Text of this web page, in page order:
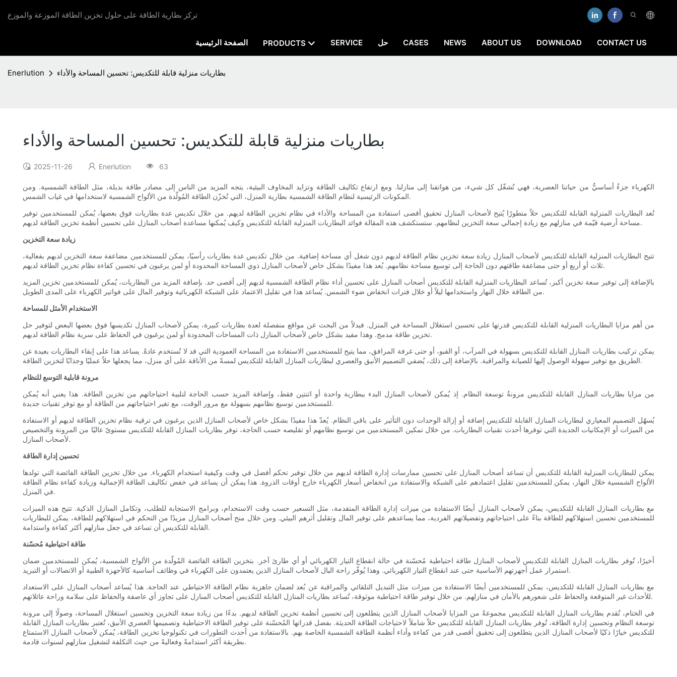
تركز بطارية الطاقة على حلول تخزين الطاقة الموزعة والموزع
الصفحة الرئيسية PRODUCTS SERVICE حل CASES NEWS ABOUT US DOWNLOAD CONTACT US
Enerlution بطاريات منزلية قابلة للتكديس: تحسين المساحة والأداء
بطاريات منزلية قابلة للتكديس: تحسين المساحة والأداء
2025-11-26 Enerlution 63
الكهرباء جزءٌ أساسيٌّ من حياتنا العصرية، فهي تُشغّل كل شيء، من هواتفنا إلى منازلنا. ومع ارتفاع تكاليف الطاقة وتزايد المخاوف البيئية، يتجه المزيد من الناس إلى مصادر طاقة بديلة، مثل الطاقة الشمسية. ومن
المكونات الرئيسية لنظام الطاقة الشمسية بطارية المنزل، التي تُخزّن الطاقة المُولّدة من الألواح الشمسية لاستخدامها في غياب الشمس.
تُعد البطاريات المنزلية القابلة للتكديس حلاً متطورًا يُتيح لأصحاب المنازل تحقيق أقصى استفادة من المساحة والأداء في نظام تخزين الطاقة لديهم. من خلال تكديس عدة بطاريات فوق بعضها، يُمكن للمستخدمين توفير
مساحة أرضية قيّمة في منازلهم مع زيادة إجمالي سعة التخزين لنظامهم. ستستكشف هذه المقالة فوائد البطاريات المنزلية القابلة للتكديس وكيف يُمكنها مساعدة أصحاب المنازل على تحسين أنظمة تخزين الطاقة لديهم.
زيادة سعة التخزين
تتيح البطاريات المنزلية القابلة للتكديس لأصحاب المنازل زيادة سعة تخزين نظام الطاقة لديهم دون شغل أي مساحة إضافية. من خلال تكديس عدة بطاريات رأسيًا، يمكن للمستخدمين مضاعفة سعة التخزين لديهم بفعالية،
ثلاث أو أربع أو حتى مضاعفة طاقتهم دون الحاجة إلى توسيع مساحة نظامهم. يُعد هذا مفيدًا بشكل خاص لأصحاب المنازل ذوي المساحة المحدودة أو لمن يرغبون في تحسين كفاءة نظام تخزين الطاقة لديهم.
بالإضافة إلى توفير سعة تخزين أكبر، تُساعد البطاريات المنزلية القابلة للتكديس أصحاب المنازل على تحسين أداء نظام الطاقة الشمسية لديهم إلى أقصى حد. بإضافة المزيد من البطاريات، يُمكن للمستخدمين تخزين المزيد
من الطاقة خلال النهار واستخدامها ليلاً أو خلال فترات انخفاض ضوء الشمس. يُساعد هذا في تقليل الاعتماد على الشبكة الكهربائية وتوفير المال على فواتير الكهرباء على المدى الطويل.
الاستخدام الأمثل للمساحة
من أهم مزايا البطاريات المنزلية القابلة للتكديس قدرتها على تحسين استغلال المساحة في المنزل. فبدلاً من البحث عن مواقع منفصلة لعدة بطاريات كبيرة، يمكن لأصحاب المنازل تكديسها فوق بعضها البعض لتوفير حل
تخزين طاقة مدمج. وهذا مفيد بشكل خاص لأصحاب المنازل ذات المساحات المحدودة أو لمن يرغبون في الحفاظ على سرية نظام الطاقة لديهم.
يمكن تركيب بطاريات المنازل القابلة للتكديس بسهولة في المرآب، أو القبو، أو حتى غرفة المرافق، مما يتيح للمستخدمين الاستفادة من المساحة العمودية التي قد لا تُستخدم عادةً. يساعد هذا على إبقاء البطاريات بعيدة عن
الطريق مع توفير سهولة الوصول إليها للصيانة والمراقبة. بالإضافة إلى ذلك، يُضفي التصميم الأنيق والعصري لبطاريات المنازل القابلة للتكديس لمسةً من الأناقة على أي منزل، مما يجعلها حلاً عمليًا وجذابًا لتخزين الطاقة.
مرونة قابلية التوسع للنظام
من مزايا بطاريات المنازل القابلة للتكديس مرونةُ توسعة النظام. إذ يُمكن لأصحاب المنازل البدء ببطارية واحدة أو اثنتين فقط، وإضافة المزيد حسب الحاجة لتلبية احتياجاتهم من تخزين الطاقة. هذا يعني أنه يُمكن
للمستخدمين توسيع نظامهم بسهولة مع مرور الوقت، مع تغير احتياجاتهم من الطاقة أو مع توفر تقنيات جديدة.
يُسهّل التصميم المعياري لبطاريات المنازل القابلة للتكديس إضافة أو إزالة الوحدات دون التأثير على باقي النظام. يُعدّ هذا مفيدًا بشكل خاص لأصحاب المنازل الذين يرغبون في ترقية نظام تخزين الطاقة لديهم أو الاستفادة
من الميزات أو الإمكانيات الجديدة التي توفرها أحدث تقنيات البطاريات. من خلال تمكين المستخدمين من توسيع نظامهم أو تقليصه حسب الحاجة، توفر بطاريات المنازل القابلة للتكديس مستوىً عاليًا من المرونة والتخصيص
لأصحاب المنازل.
تحسين إدارة الطاقة
يمكن للبطاريات المنزلية القابلة للتكديس أن تساعد أصحاب المنازل على تحسين ممارسات إدارة الطاقة لديهم من خلال توفير تحكم أفضل في وقت وكيفية استخدام الكهرباء. من خلال تخزين الطاقة الفائضة التي تولدها
الألواح الشمسية خلال النهار، يمكن للمستخدمين تقليل اعتمادهم على الشبكة والاستفادة من انخفاض أسعار الكهرباء خارج أوقات الذروة. هذا يمكن أن يساعد في خفض تكاليف الطاقة الإجمالية وزيادة كفاءة نظام الطاقة
في المنزل.
مع بطاريات المنازل القابلة للتكديس، يمكن لأصحاب المنازل أيضًا الاستفادة من ميزات إدارة الطاقة المتقدمة، مثل التسعير حسب وقت الاستخدام، وبرامج الاستجابة للطلب، وتكامل المنازل الذكية. تتيح هذه الميزات
للمستخدمين تحسين استهلاكهم للطاقة بناءً على احتياجاتهم وتفضيلاتهم الفردية، مما يساعدهم على توفير المال وتقليل أثرهم البيئي. ومن خلال منح أصحاب المنازل مزيدًا من التحكم في استهلاكهم للطاقة، يمكن للبطاريات
القابلة للتكديس أن تساعد في جعل منازلهم أكثر كفاءة واستدامة.
طاقة احتياطية مُحسّنة
أخيرًا، تُوفر بطاريات المنازل القابلة للتكديس لأصحاب المنازل طاقة احتياطية مُحسّنة في حالة انقطاع التيار الكهربائي أو أي طارئ آخر. بتخزين الطاقة الفائضة المُولّدة من الألواح الشمسية، يُمكن للمستخدمين ضمان
استمرار عمل أجهزتهم الأساسية حتى عند انقطاع التيار الكهربائي. وهذا يُوفّر راحة البال لأصحاب المنازل الذين يعتمدون على الكهرباء في وظائف أساسية كالأجهزة الطبية أو الاتصالات أو التبريد.
مع بطاريات المنازل القابلة للتكديس، يمكن للمستخدمين أيضًا الاستفادة من ميزات مثل التبديل التلقائي والمراقبة عن بُعد لضمان جاهزية نظام الطاقة الاحتياطي عند الحاجة. هذا يُساعد أصحاب المنازل على الاستعداد
للأحداث غير المتوقعة والحفاظ على شعورهم بالأمان في منازلهم. من خلال توفير طاقة احتياطية موثوقة، تُساعد بطاريات المنازل القابلة للتكديس أصحاب المنازل على تجاوز أي عاصفة والحفاظ على سلامة وراحة عائلاتهم.
في الختام، تُقدم بطاريات المنازل القابلة للتكديس مجموعةً من المزايا لأصحاب المنازل الذين يتطلعون إلى تحسين أنظمة تخزين الطاقة لديهم. بدءًا من زيادة سعة التخزين وتحسين استغلال المساحة، وصولًا إلى مرونة
توسعة النظام وتحسين إدارة الطاقة، تُوفر بطاريات المنازل القابلة للتكديس حلاً شاملاً لاحتياجات الطاقة الحديثة. بفضل قدراتها المُحسّنة على توفير الطاقة الاحتياطية وتصميمها العصري الأنيق، تُعتبر بطاريات المنازل القابلة
للتكديس خيارًا ذكيًا لأصحاب المنازل الذين يتطلعون إلى تحقيق أقصى قدر من كفاءة وأداء أنظمة الطاقة الشمسية الخاصة بهم. بالاستفادة من أحدث التطورات في تكنولوجيا تخزين الطاقة، يُمكن لأصحاب المنازل الاستمتاع
بطريقة أكثر استدامةً وفعاليةً من حيث التكلفة لتشغيل منازلهم لسنوات قادمة.